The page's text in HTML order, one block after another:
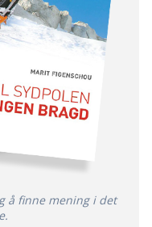
å finne mening i det